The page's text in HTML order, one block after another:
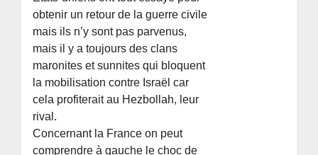
obtenir un retour de la guerre civile
mais ils n’y sont pas parvenus,
mais il y a toujours des clans
maronites et sunnites qui bloquent
la mobilisation contre Israël car
cela profiterait au Hezbollah, leur
rival.
Concernant la France on peut
comprendre à gauche le choc de